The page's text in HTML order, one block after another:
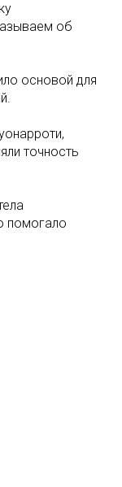
об
основой для
точность
помогало